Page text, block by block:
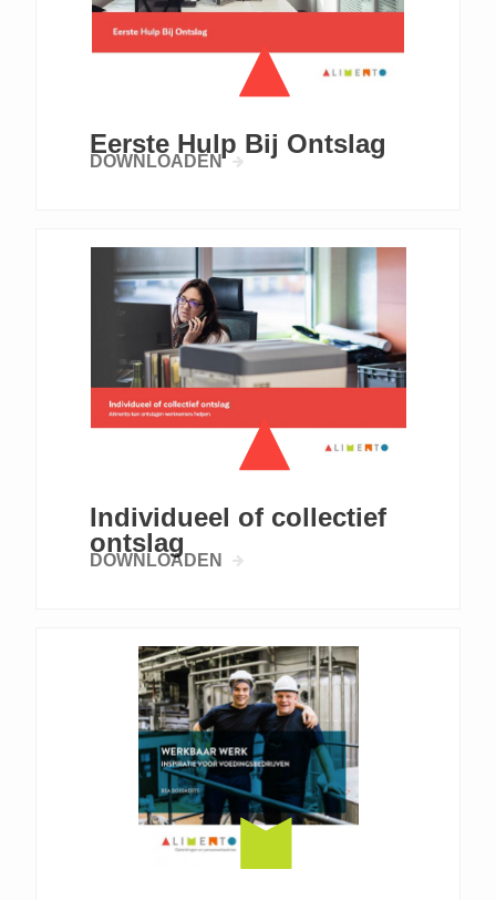
Eerste Hulp Bij Ontslag
DOWNLOADEN
Individueel of collectief
ontslag
DOWNLOADEN